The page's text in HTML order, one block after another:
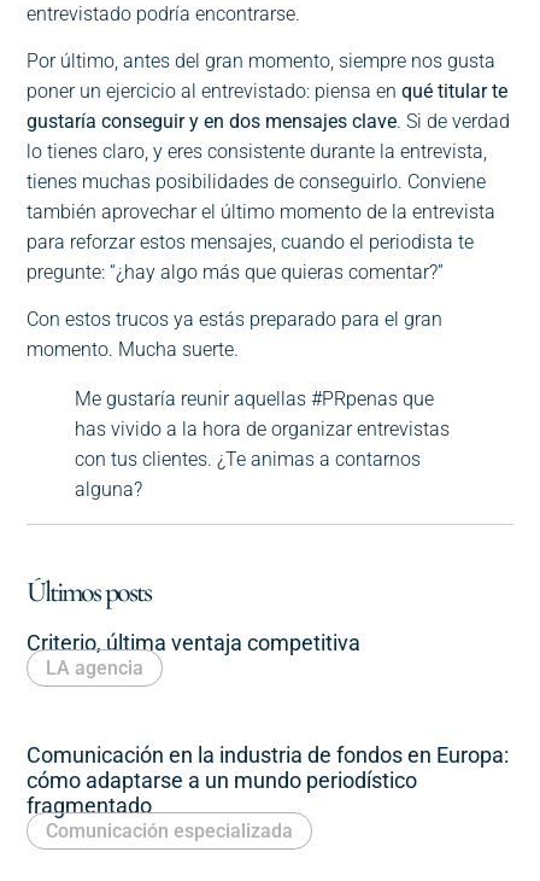
entrevistado podría encontrarse.
Por último, antes del gran momento, siempre nos gusta
poner un ejercicio al entrevistado: piensa enqué titular te
gustaría conseguir y en dos mensajes clave. Si de verdad
lo tienes claro, y eres consistente durante la entrevista,
tienes muchas posibilidades de conseguirlo. Conviene
también aprovechar el último momento de la entrevista
para reforzar estos mensajes, cuando el periodista te
pregunte: “¿hay algo más que quieras comentar?”
Con estos trucos ya estás preparado para el gran
momento. Mucha suerte.
Me gustaría reunir aquellas #PRpenas que
has vivido a la hora de organizar entrevistas
con tus clientes. ¿Te animas a contarnos
alguna?
Últimos posts
Criterio, última ventaja competitiva
LA agencia
Comunicación en la industria de fondos en Europa:
cómo adaptarse a un mundo periodístico
fragmentado
Comunicación especializada